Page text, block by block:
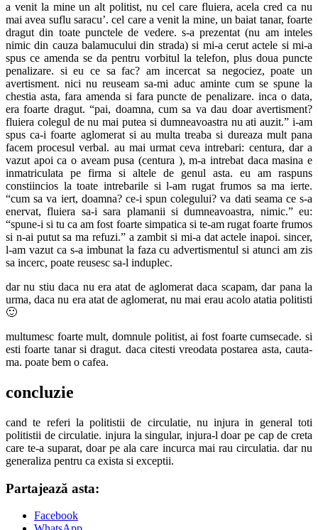
a venit la mine un alt politist, nu cel care fluiera, acela cred ca nu
mai avea suflu saracu’. cel care a venit la mine, un baiat tanar, foarte
dragut din toate punctele de vedere. s-a prezentat (nu am inteles
nimic din cauza balamucului din strada) si mi-a cerut actele si mi-a
spus ce amenda se da pentru vorbitul la telefon, plus doua puncte
penalizare. si eu ce sa fac? am incercat sa negociez, poate un
avertisment. nici nu reuseam sa-mi aduc aminte cum se spune la
chestia asta, fara amenda si fara puncte de penalizare. inca o data,
era foarte dragut. “pai, doamna, cum sa va dau doar avertisment?
fluiera colegul de nu mai putea si dumneavoastra nu ati auzit.” i-am
spus ca-i foarte aglomerat si au multa treaba si dureaza mult pana
facem procesul verbal. au mai urmat ceva intrebari: centura, dar a
vazut apoi ca o aveam pusa (centura ), m-a intrebat daca masina e
inmatriculata pe firma si altele de genul asta. eu am raspuns
constiincios la toate intrebarile si l-am rugat frumos sa ma ierte.
“cum sa va iert, doamna? ce-i spun colegului? va dati seama ce s-a
enervat, fluiera sa-i sara plamanii si dumneavoastra, nimic.” eu:
“spune-i si tu ca am fost foarte simpatica si te-am rugat foarte frumos
si n-ai putut sa ma refuzi.” a zambit si mi-a dat actele inapoi. sincer,
l-am vazut ca s-a imbunat la faza cu advertismentul si atunci am zis
sa incerc, poate reusesc sa-l induplec.
dar nu stiu daca nu era atat de aglomerat daca scapam, dar pana la
urma, daca nu era atat de aglomerat, nu mai erau acolo atatia politisti
🙂
multumesc foarte mult, domnule politist, ai fost foarte cumsecade. si
esti foarte tanar si dragut. daca citesti vreodata postarea asta, cauta-
ma. poate bem o cafea.
concluzie
cand te referi la politistii de circulatie, nu injura in general toti
politistii de circulatie. injura la singular, injura-l doar pe cap de creta
care te-a suparat, doar pe ala care incurca mai rau circulatia. dar nu
generaliza pentru ca exista si exceptii.
Partajează asta:
Facebook